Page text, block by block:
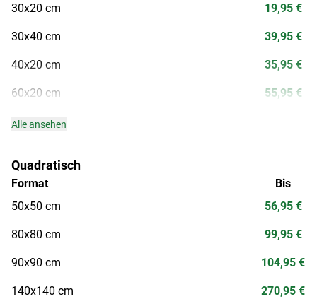
30x20 cm
30x40 cm
40x20 cm
60x20 cm
19,95 €
39,95 €
35,95 €
55,95 €
Alle ansehen
Quadratisch
Format
50x50 cm
80x80 cm
90x90 cm
140x140 cm
Bis
56,95 €
99,95 €
104,95 €
270,95 €